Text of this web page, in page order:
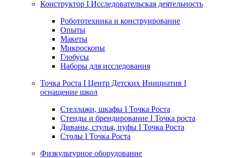
Конструктор I Исследовательская деятельность
Робототехника и конструирование
Опыты
Макеты
Микроскопы
Глобусы
Наборы для исследования
Точка Роста I Центр Детских Инициатив I
оснащение школ
Стеллажи, шкафы I Точка Роста
Стенды и брендирование I Точка роста
Диваны, стулья, пуфы I Точка Роста
Столы I Точка Роста
Физкультурное оборудование